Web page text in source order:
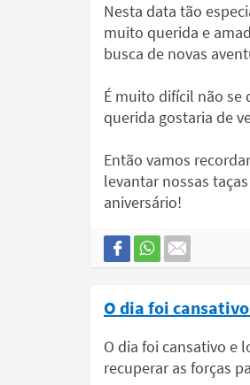
Nesta data tão
muito querida e
busca de novas
É muito difícil não se
querida gostaria de
Então vamos
levantar nossas
aniversário!
O dia foi
O dia foi cansativo e
recuperar as forças